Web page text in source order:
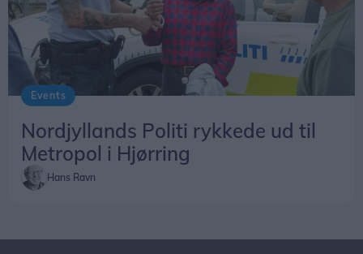
Events
Nordjyllands Politi rykkede ud til
Metropol i Hjørring
Hans Ravn